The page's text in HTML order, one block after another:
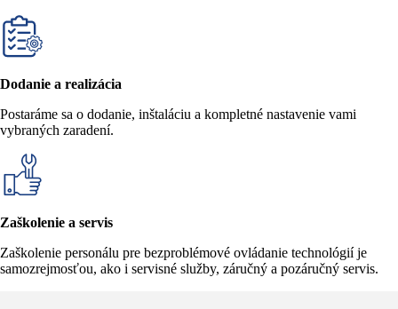
Dodanie a realizácia
Postaráme sa o dodanie, inštaláciu a kompletné nastavenie vami
vybraných zaradení.
Zaškolenie a servis
Zaškolenie personálu pre bezproblémové ovládanie technológií je
samozrejmosťou, ako i servisné služby, záručný a pozáručný servis.